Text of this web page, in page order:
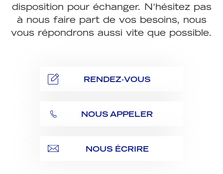
disposition pour échanger. N'hésitez pas
à nous faire part de vos besoins, nous
vous répondrons aussi vite que possible.
RENDEZ-VOUS
NOUS APPELER
NOUS ÉCRIRE